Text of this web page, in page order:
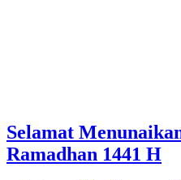
Selamat
Ramadhan 1441 H